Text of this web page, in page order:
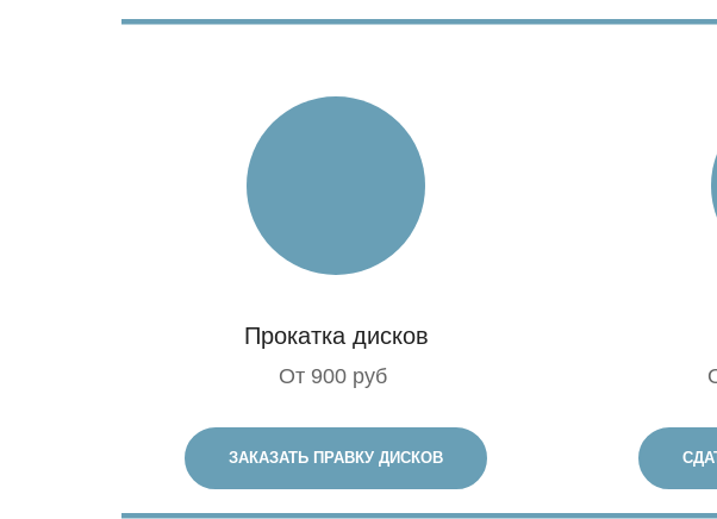
Прокатка дисков
От 900 руб
ЗАКАЗАТЬ ПРАВКУ ДИСКОВ